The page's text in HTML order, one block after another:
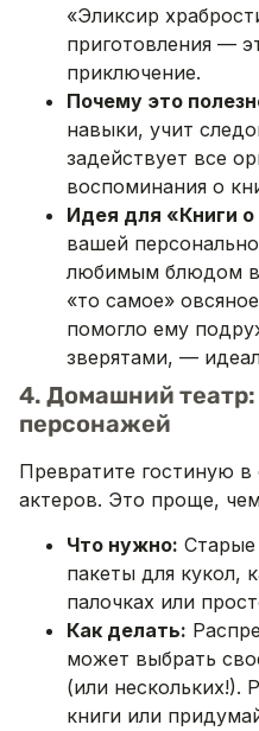
«Эликсир
приготовления —
приключение.
Почему это
навыки, учит
задействует все
воспоминания о
Идея для «Книги о
вашей
любимым блюдом
«то самое»
помогло ему
зверятами, —
4. Домашний
персонажей
Превратите гостиную
актеров. Это проще,
Что нужно:
пакеты для кукол,
палочках или
Как делать:
может выбрать
(или нескольких!).
книги или